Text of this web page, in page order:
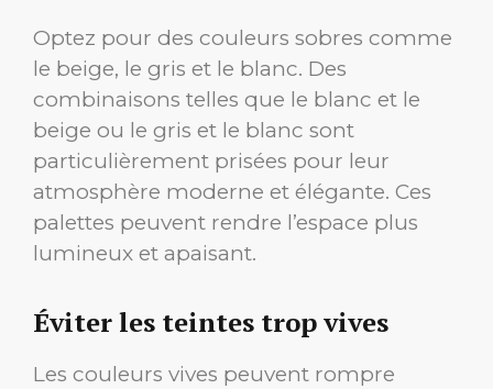
Optez pour des couleurs sobres comme
le beige, le gris et le blanc. Des
combinaisons telles que le blanc et le
beige ou le gris et le blanc sont
particulièrement prisées pour leur
atmosphère moderne et élégante. Ces
palettes peuvent rendre l’espace plus
lumineux et apaisant.
Éviter les teintes trop vives
Les couleurs vives peuvent rompre